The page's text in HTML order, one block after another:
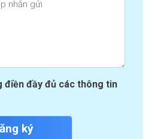
điền đầy đủ các thông tin
ký